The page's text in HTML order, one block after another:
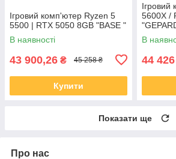
Ігровий комп'ютер Ryzen 5
5500 | RTX 5050 8GB "BASE "
В наявності
43 900,26 ₴ 45 258 ₴
Купити
5600X /
В
44 426
Показати ще
Про нас